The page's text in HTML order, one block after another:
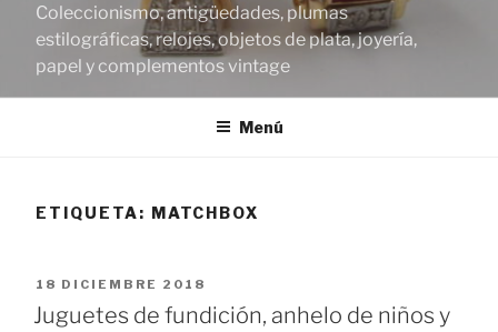
Coleccionismo, antigüedades, plumas
estilográficas, relojes, objetos de plata, joyería,
papel y complementos vintage
Menú
ETIQUETA: MATCHBOX
PUBLICADO
EL
18 DICIEMBRE 2018
Juguetes de fundición, anhelo de niños y